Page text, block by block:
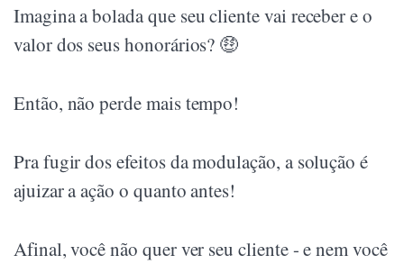
Imagina a bolada que seu cliente vai receber e o
valor dos seus honorários? 🤑
Então, não perde mais tempo!
Pra fugir dos efeitos da modulação, a solução é
ajuizar a ação o quanto antes!
Afinal, você não quer ver seu cliente - e nem você